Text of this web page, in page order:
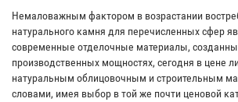
Немаловажным фактором в возрастании
натурального камня для перечисленных сфер
современные отделочные материалы,
производственных мощностях, сегодня в цене
натуральным облицовочным и строительным
словами, имея выбор в той же почти ценовой